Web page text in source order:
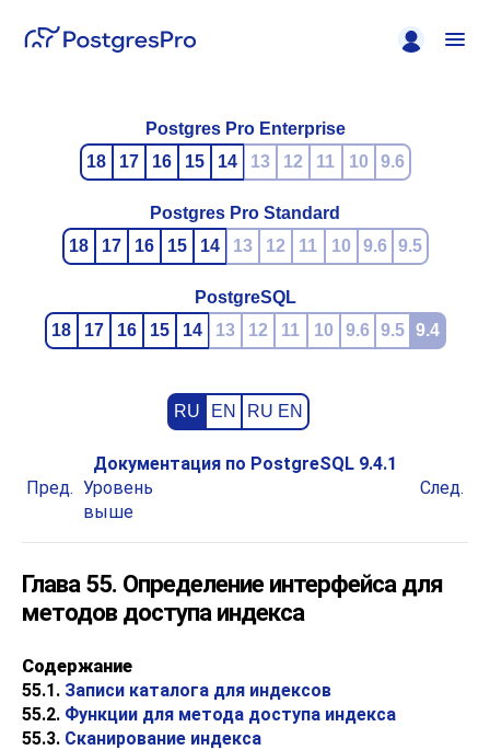
Postgres Pro Enterprise
18
17 16 15 14 13 12 11 10 9.6
Postgres Pro Standard
18
17 16 15 14 13 12 11 10 9.6 9.5
PostgreSQL
18
17 16 15 14 13 12 11 10 9.6 9.5 9.4
RU EN RU EN
Документация по PostgreSQL 9.4.1
Пред. Уровень
выше
След.
Глава 55. Определение интерфейса для
методов доступа индекса
Содержание
55.1. Записи каталога для индексов
55.2. Функции для метода доступа индекса
55.3. Сканирование индекса